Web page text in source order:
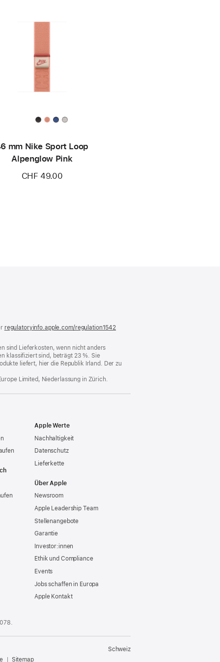
mm Nike Sport Loop
Alpenglow Pink
CHF 49.00
regulatoryinfo.apple.com/regulation1542
sind Lieferkosten, wenn nicht anders
klassifiziert sind, beträgt 23 %. Sie
liefert, hier die Republik Irland. Der zu
Limited, Niederlassung in Zürich.
Apple Werte
Nachhaltigkeit
Datenschutz
Lieferkette
Über Apple
Newsroom
Apple Leadership Team
Stellenangebote
Garantie
Investor:innen
Ethik und Compliance
Events
Jobs schaffen in Europa
Apple Kontakt
.
Sitemap
Schweiz